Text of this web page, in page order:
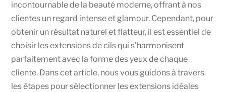
incontournable de la beauté moderne, offrant à nos
clientes un regard intense et glamour. Cependant, pour
obtenir un résultat naturel et flatteur, il est essentiel de
choisir les extensions de cils qui s’harmonisent
parfaitement avec la forme des yeux de chaque
cliente. Dans cet article, nous vous guidons à travers
les étapes pour sélectionner les extensions idéales